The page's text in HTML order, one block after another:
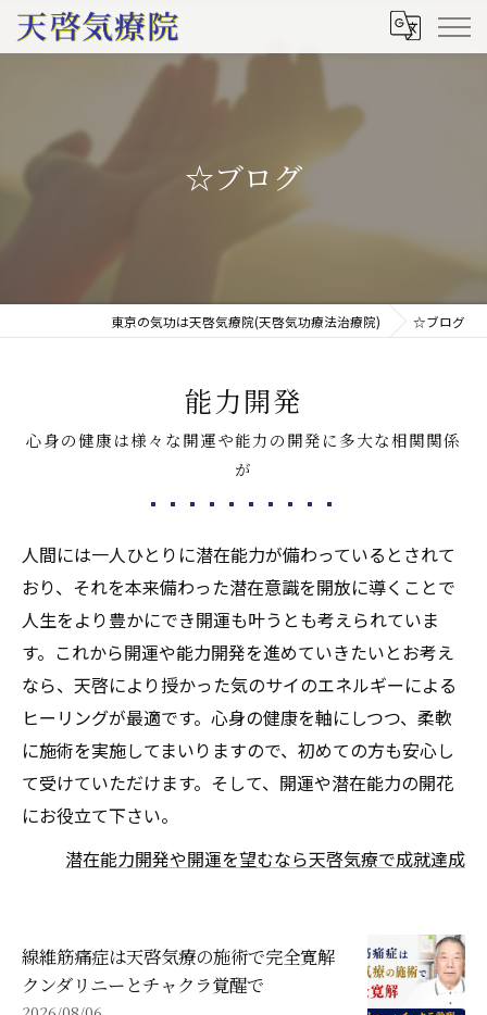
☆ブログ
東京の気功は天啓気療院(天啓気功療法治療院) ☆ブログ
能力開発
心身の健康は様々な開運や能力の開発に多大な相関関係
が
人間には一人ひとりに潜在能力が備わっているとされて
おり、それを本来備わった潜在意識を開放に導くことで
人生をより豊かにでき開運も叶うとも考えられていま
す。これから開運や能力開発を進めていきたいとお考え
なら、天啓により授かった気のサイのエネルギーによる
ヒーリングが最適です。心身の健康を軸にしつつ、柔軟
に施術を実施してまいりますので、初めての方も安心し
て受けていただけます。そして、開運や潜在能力の開花
にお役立て下さい。
潜在能力開発や開運を望むなら天啓気療で成就達成
線維筋痛症は天啓気療の施術で完全寛解
クンダリニーとチャクラ覚醒で